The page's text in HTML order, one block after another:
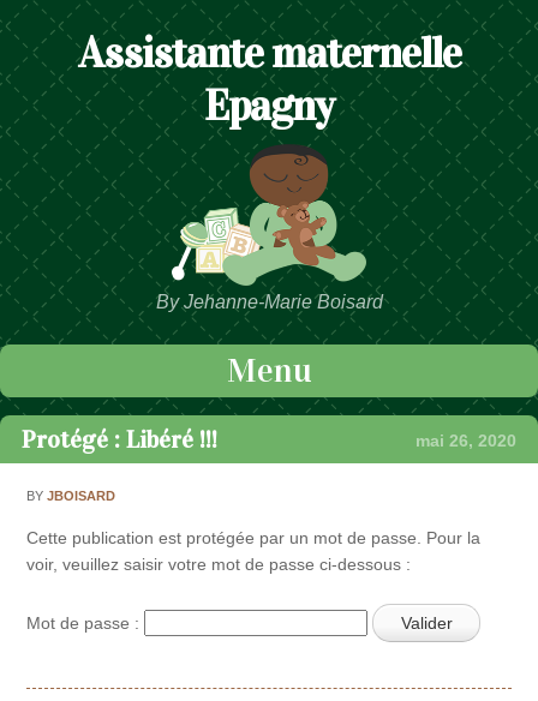
Assistante maternelle
Epagny
By Jehanne-Marie Boisard
Menu
Passer au contenu
Protégé : Libéré !!! mai 26, 2020
BYJBOISARD
Cette publication est protégée par un mot de passe. Pour la
voir, veuillez saisir votre mot de passe ci-dessous :
Mot de passe :